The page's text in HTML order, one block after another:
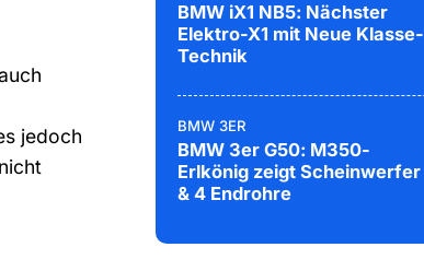
jedoch
BMW iX1 NB5: Nächster
Elektro-X1 mit Neue Klasse-
Technik
BMW 3ER
BMW 3er G50: M350-
Erlkönig zeigt Scheinwerfer
& 4 Endrohre